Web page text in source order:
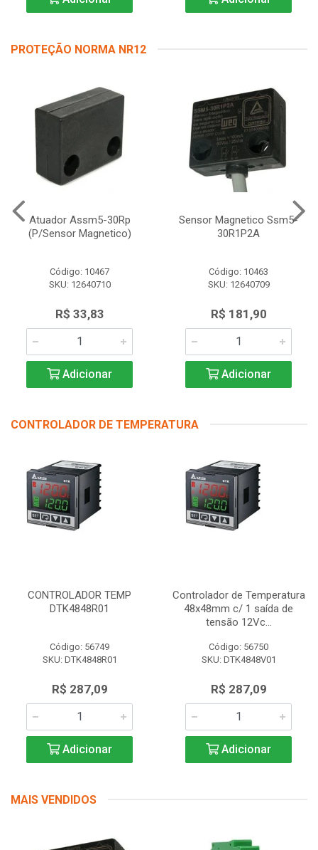
PROTEÇÃO NORMA NR12
Atuador Assm5-30Rp
(P/Sensor Magnetico)
Código: 10467
SKU: 12640710
R$ 33,83
Adicionar
Sensor Magnetico Ssm5-
30R1P2A
Código: 10463
SKU: 12640709
R$ 181,90
Adicionar
CONTROLADOR DE TEMPERATURA
CONTROLADOR TEMP
DTK4848R01
Código: 56749
SKU: DTK4848R01
R$ 287,09
Adicionar
Controlador de Temperatura
48x48mm c/ 1 saída de
tensão 12Vc...
Código: 56750
SKU: DTK4848V01
R$ 287,09
Adicionar
MAIS VENDIDOS